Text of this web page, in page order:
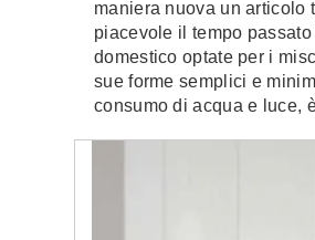
maniera nuova un articolo
piacevole il tempo
domestico optate per i
sue forme semplici e
consumo di acqua e luce,